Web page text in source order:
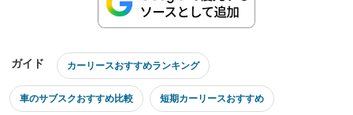
ガイド カーリースおすすめランキング
車のサブスクおすすめ比較 短期カーリースおすすめ